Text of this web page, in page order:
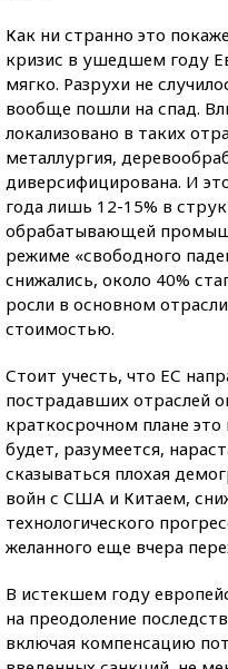
Как ни странно это
кризис в ушедшем году
мягко. Разрухи не
вообще пошли на спад.
локализовано в таких
металлургия,
диверсифицирована. И
года лишь 12-15% в
обрабатывающей
режиме «свободного
снижались, около 40%
росли в основном
стоимостью.
Стоит учесть, что ЕС
пострадавших отраслей
краткосрочном плане
будет, разумеется,
сказываться плохая
войн с США и Китаем,
технологического
желанного еще вчера
В истекшем году
на преодоление
включая компенсацию